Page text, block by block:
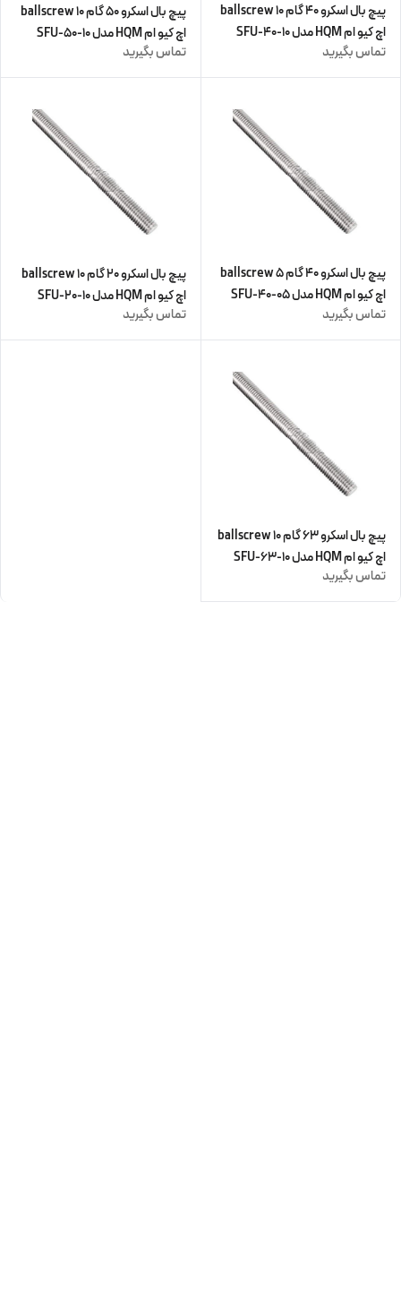
پیچ بال اسکرو 40 گام 10 ballscrew
اچ کیو ام HQM مدل SFU-40-10
(زنگار دارد) (اورجینال وارداتی)
تماس بگیرید
پیچ بال اسکرو 50 گام 10 ballscrew
اچ کیو ام HQM مدل SFU-50-10
(زنگار دارد) (اورجینال وارداتی)
تماس بگیرید
پیچ بال اسکرو 40 گام 5 ballscrew
اچ کیو ام HQM مدل SFU-40-05
(زنگار دارد) (اورجینال وارداتی)
تماس بگیرید
پیچ بال اسکرو 20 گام 10 ballscrew
اچ کیو ام HQM مدل SFU-20-10
سی) (اورجینال وارداتی)
تماس بگیرید
پیچ بال اسکرو 63 گام 10 ballscrew
اچ کیو ام HQM مدل SFU-63-10
(زنگار دارد) (اورجینال وارداتی)
تماس بگیرید